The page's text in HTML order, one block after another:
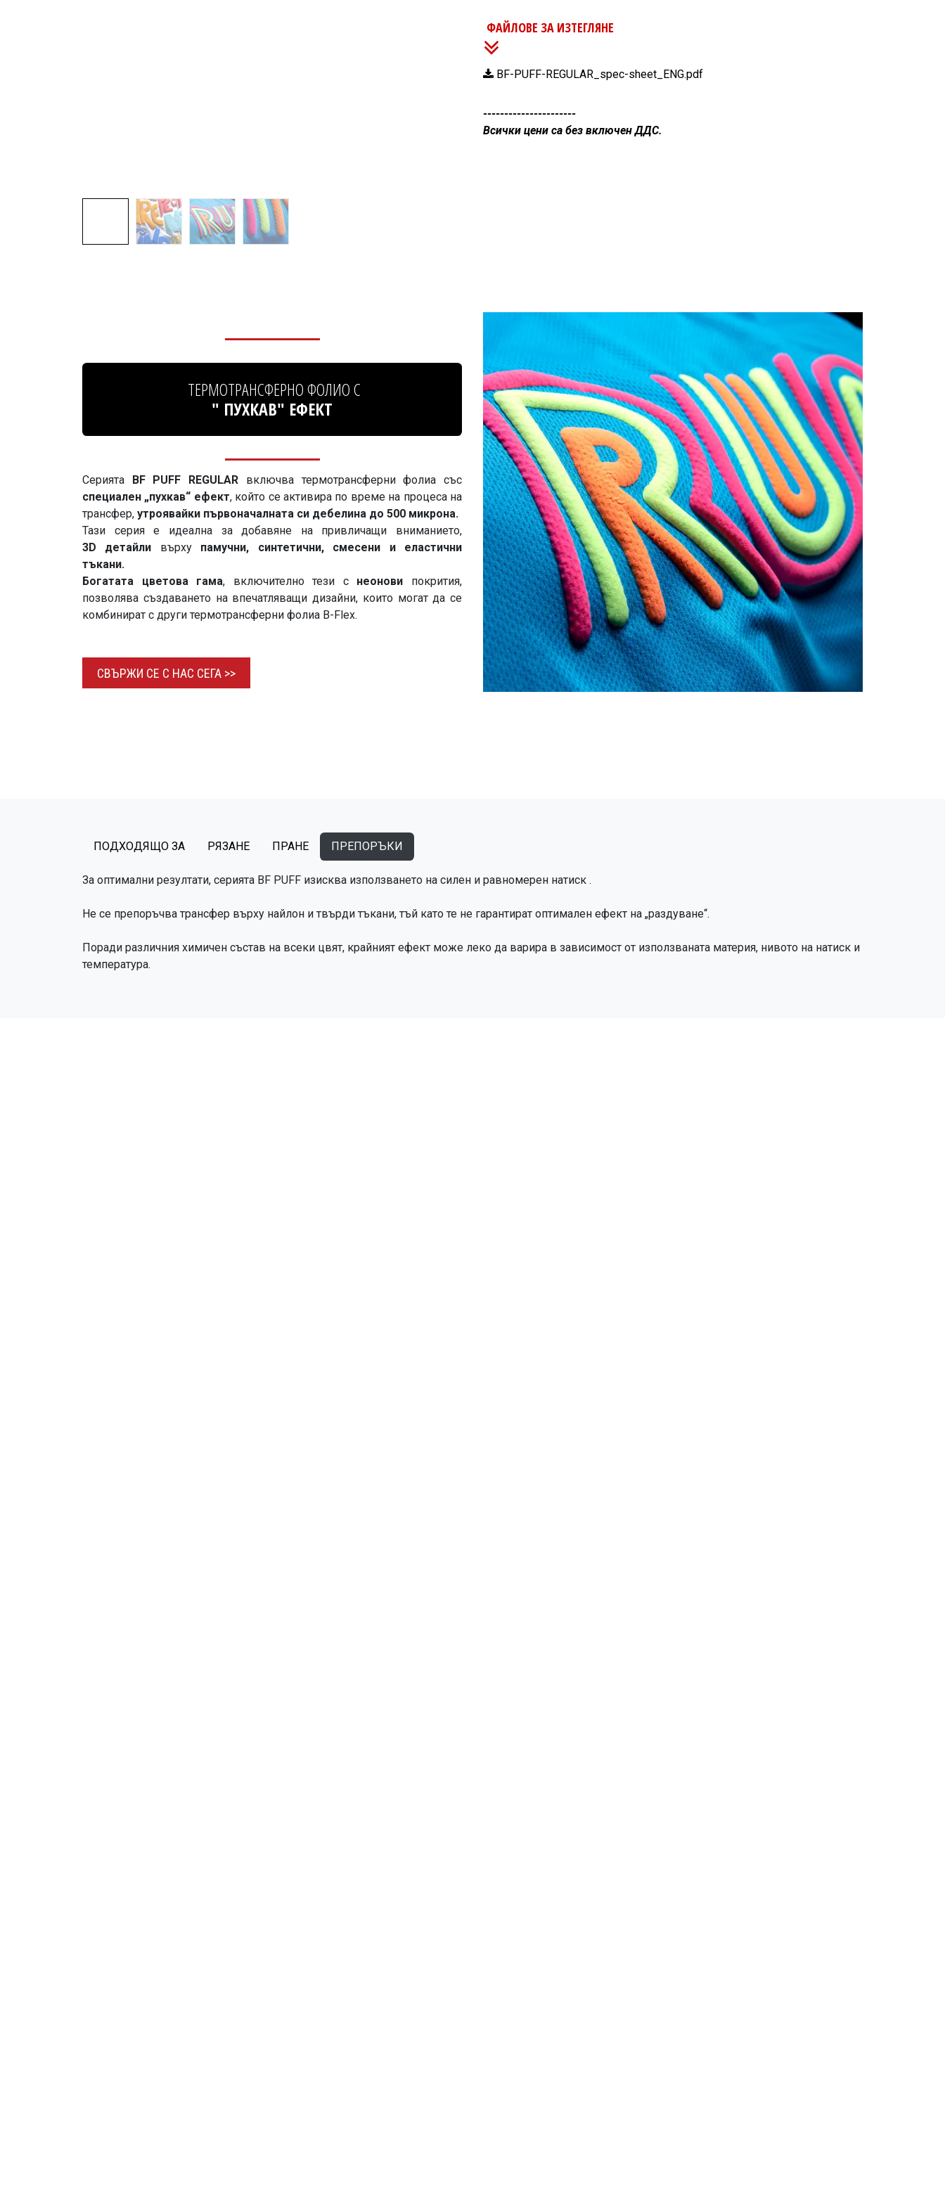
ФАЙЛОВЕ ЗА ИЗТЕГЛЯНЕ
BF-PUFF-REGULAR_spec-sheet_ENG.pdf
----------------------
Всички цени са без включен ДДС.
ТЕРМОТРАНСФЕРНО ФОЛИО С
" ПУХКАВ" ЕФЕКТ
Серията BF PUFF REGULAR включва термотрансферни фолиа със
специален „пухкав“ ефект, който се активира по време на процеса на
трансфер, утроявайки първоначалната си дебелина до 500 микрона.
Тази серия е идеална за добавяне на привличащи вниманието,
3D детайли върху памучни, синтетични, смесени и еластични
тъкани.
Богатата цветова гама, включително тези с неонови покрития,
позволява създаването на впечатляващи дизайни, които могат да се
комбинират с други термотрансферни фолиа B-Flex.
СВЪРЖИ СЕ С НАС СЕГА >>​​​​
ПОДХОДЯЩО ЗА РЯЗАНЕ ПРАНЕ ПРЕПОРЪКИ
За оптимални резултати, серията BF PUFF изисква използването на силен и равномерен натиск .
Не се препоръчва трансфер върху найлон и твърди тъкани, тъй като те не гарантират оптимален ефект на „раздуване“.
Поради различния химичен състав на всеки цвят, крайният ефект може леко да варира в зависимост от използваната материя, нивото на натиск и
температура.